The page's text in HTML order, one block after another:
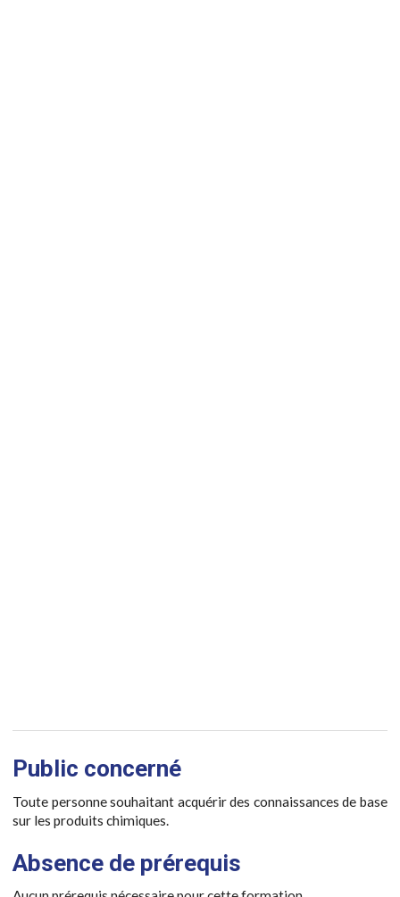
Public concerné
Toute personne souhaitant acquérir des connaissances de base
sur les produits chimiques.
Absence de prérequis